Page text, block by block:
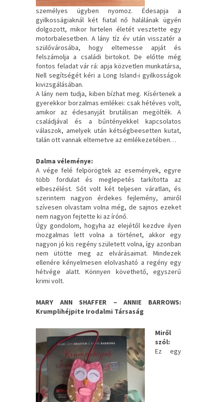
személyes ügyben nyomoz. Édesapja a
gyilkosságiaknál két fiatal nő halálának ügyén
dolgozott, mikor hirtelen életét vesztette egy
motorbalesetben. A lány tíz év után visszatér a
szülővárosába, hogy eltemesse apját és
felszámolja a családi birtokot. De előtte még
fontos feladat vár rá: apja közvetlen munkatársa,
Nell segítségét kéri a Long Island-i gyilkosságok
kivizsgálásában.
A lány nem tudja, kiben bízhat meg. Kísértenek a
gyerekkor borzalmas emlékei: csak hétéves volt,
amikor az édesanyját brutálisan megölték. A
családjával és a bűntényekkel kapcsolatos
válaszok, amelyek után kétségbeesetten kutat,
talán ott vannak eltemetve az emlékezetében…
Dalma véleménye:
A vége felé felpörögtek az események, egyre
több fordulat és meglepetés tarkította az
elbeszélést. Sőt volt két teljesen váratlan, és
szerintem nagyon érdekes fejlemény, amiről
szívesen olvastam volna még, de sajnos ezeket
nem nagyon fejtette ki az írónő.
Úgy gondolom, hogyha az elejétől kezdve ilyen
mozgalmas lett volna a történet, akkor egy
nagyon jó kis regény született volna, így azonban
nem ütötte meg az elvárásaimat. Mindezek
ellenére kényelmesen elolvasható a regény egy
hétvége alatt. Könnyen követhető, egyszerű
krimi volt.
MARY ANN SHAFFER – ANNIE BARROWS:
Krumplihéjpite Irodalmi Társaság
Miről
szól:
Ez egy